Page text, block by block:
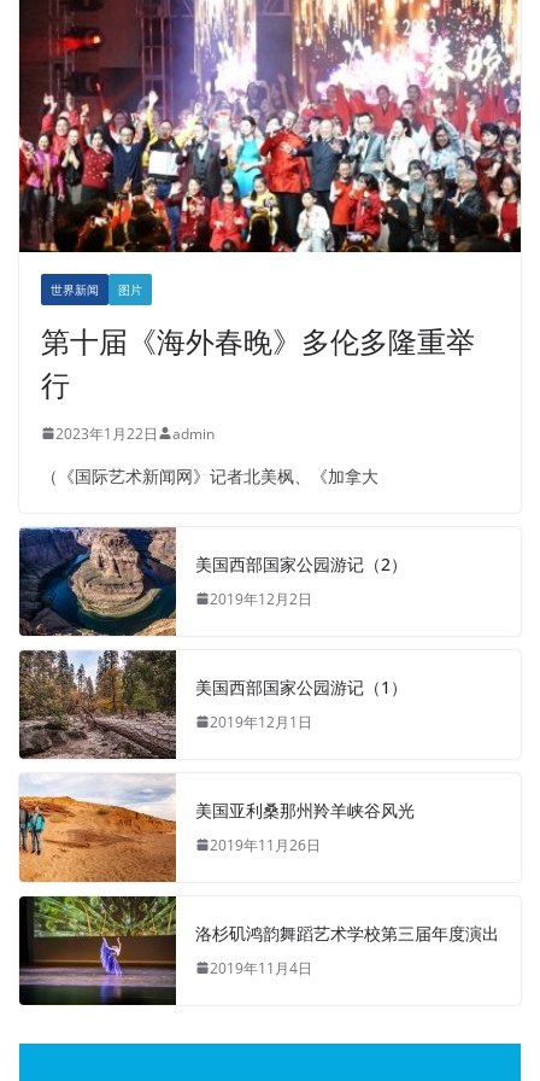
世界新闻 图片
第十届《海外春晚》多伦多隆重举
行
2023年1月22日 admin
（《国际艺术新闻网》记者北美枫、《加拿大
美国西部国家公园游记（2）
2019年12月2日
美国西部国家公园游记（1）
2019年12月1日
美国亚利桑那州羚羊峡谷风光
2019年11月26日
洛杉矶鸿韵舞蹈艺术学校第三届年度演出
2019年11月4日